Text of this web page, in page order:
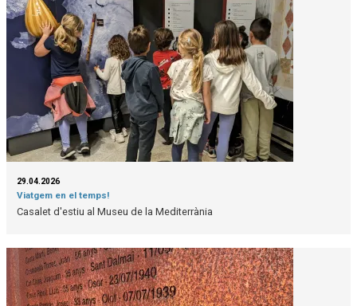
29.04.2026
Viatgem en el temps!
Casalet d'estiu al Museu de la Mediterrània